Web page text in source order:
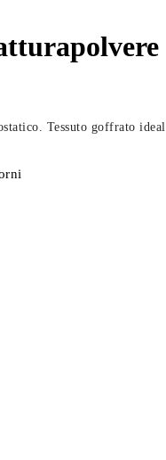
Tessuto goffrato